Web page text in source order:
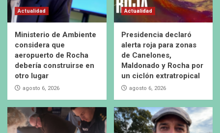
Actualidad
Ministerio de Ambiente
considera que
aeropuerto de Rocha
debería construirse en
otro lugar
agosto 6, 2026
Actualidad
Presidencia declaró
alerta roja para zonas
de Canelones,
Maldonado y Rocha por
un ciclón extratropical
agosto 6, 2026